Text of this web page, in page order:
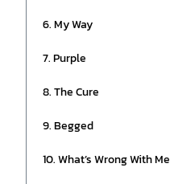
6. My Way
7. Purple
8. The Cure
9. Begged
10. What’s Wrong With Me